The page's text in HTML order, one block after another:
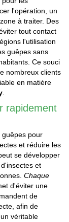
l'opération, un
à traiter. Des
tout contact
l'utilisation
guêpes sans
Ce souci
nombreux clients
en matière
.
rapidement
guêpes pour
et réduire les
se développer
et
Chaque
d'éviter une
de
afin de
véritable